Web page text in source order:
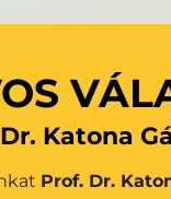
Katona
Prof. Dr.